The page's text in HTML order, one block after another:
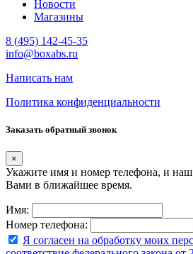
Новости
Магазины
8 (495) 142-45-35
info@boxabs.ru
Написать нам
Политика конфиденциальности
Заказать обратный звонок
×
Укажите имя и номер телефона, и
Вами в ближайшее время.
Имя:
Номер телефона:
Я согласен на обработку моих